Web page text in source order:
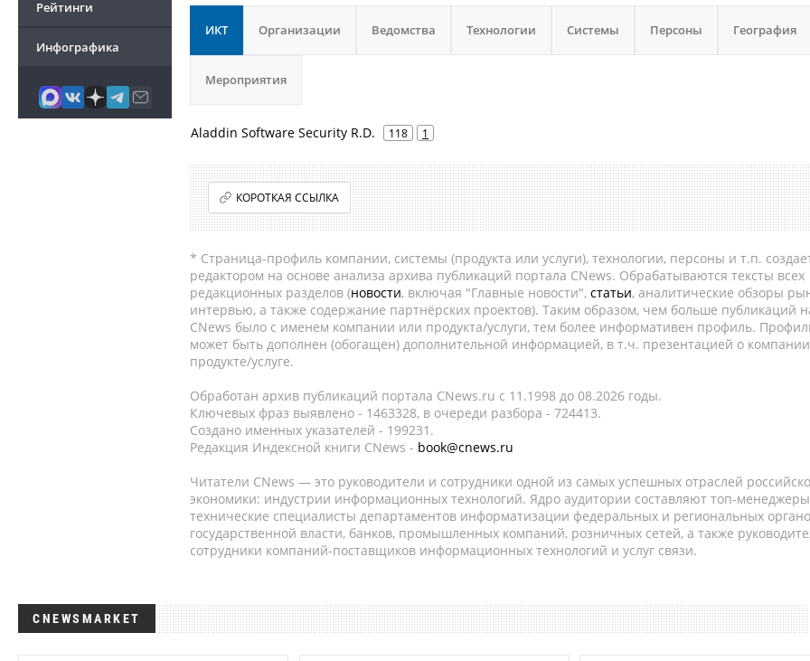
Рейтинги
Инфографика
ИКТ Организации Ведомства Технологии Системы Персоны География
Мероприятия
Aladdin Software Security R.D. 118 1
КОРОТКАЯ ССЫЛКА
* Страница-профиль компании, системы (продукта или услуги), технологии, персоны и т.п.
редактором на основе анализа архива публикаций портала CNews. Обрабатываются тексты всех
редакционных разделов (новости, включая "Главные новости", статьи, аналитические обзоры
интервью, а также содержание партнёрских проектов). Таким образом, чем больше публикаций
CNews было с именем компании или продукта/услуги, тем более информативен профиль.
может быть дополнен (обогащен) дополнительной информацией, в т.ч. презентацией о
продукте/услуге.
Обработан архив публикаций портала CNews.ru c 11.1998 до 08.2026 годы.
Ключевых фраз выявлено - 1463328, в очереди разбора - 724413.
Создано именных указателей - 199231.
Редакция Индексной книги CNews - book@cnews.ru
Читатели CNews — это руководители и сотрудники одной из самых успешных отраслей
экономики: индустрии информационных технологий. Ядро аудитории составляют топ-
технические специалисты департаментов информатизации федеральных и региональных
государственной власти, банков, промышленных компаний, розничных сетей, а также
сотрудники компаний-поставщиков информационных технологий и услуг связи.
CNEWSMARKET